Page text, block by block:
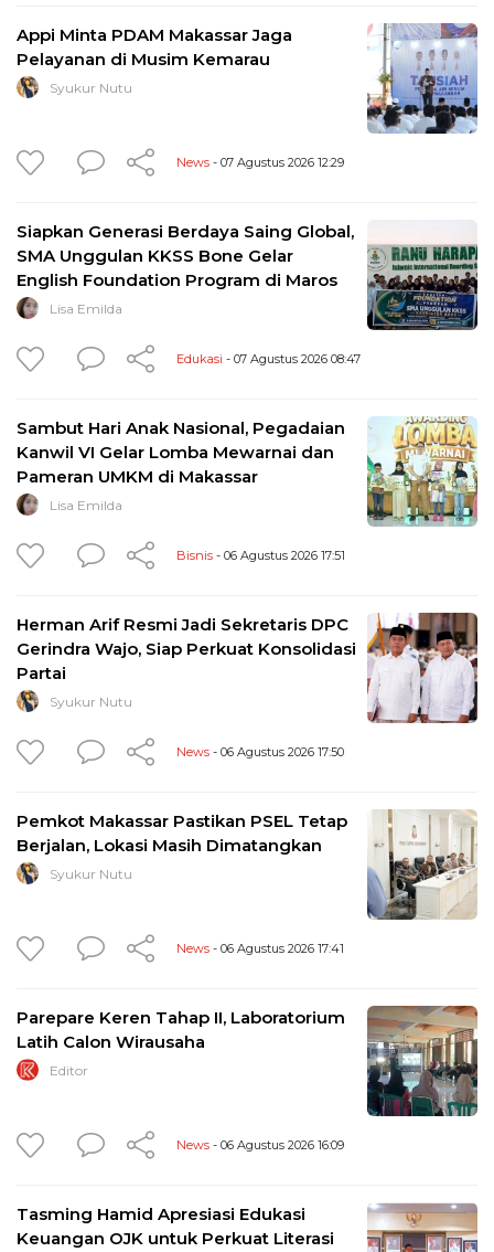
Appi Minta PDAM Makassar Jaga
Pelayanan di Musim Kemarau
Syukur Nutu
News - 07 Agustus 2026 12:29
Siapkan Generasi Berdaya Saing Global,
SMA Unggulan KKSS Bone Gelar
English Foundation Program di Maros
Lisa Emilda
Edukasi - 07 Agustus 2026 08:47
Sambut Hari Anak Nasional, Pegadaian
Kanwil VI Gelar Lomba Mewarnai dan
Pameran UMKM di Makassar
Lisa Emilda
Bisnis - 06 Agustus 2026 17:51
Herman Arif Resmi Jadi Sekretaris DPC
Gerindra Wajo, Siap Perkuat Konsolidasi
Partai
Syukur Nutu
News - 06 Agustus 2026 17:50
Pemkot Makassar Pastikan PSEL Tetap
Berjalan, Lokasi Masih Dimatangkan
Syukur Nutu
News - 06 Agustus 2026 17:41
Parepare Keren Tahap II, Laboratorium
Latih Calon Wirausaha
Editor
News - 06 Agustus 2026 16:09
Tasming Hamid Apresiasi Edukasi
Keuangan OJK untuk Perkuat Literasi